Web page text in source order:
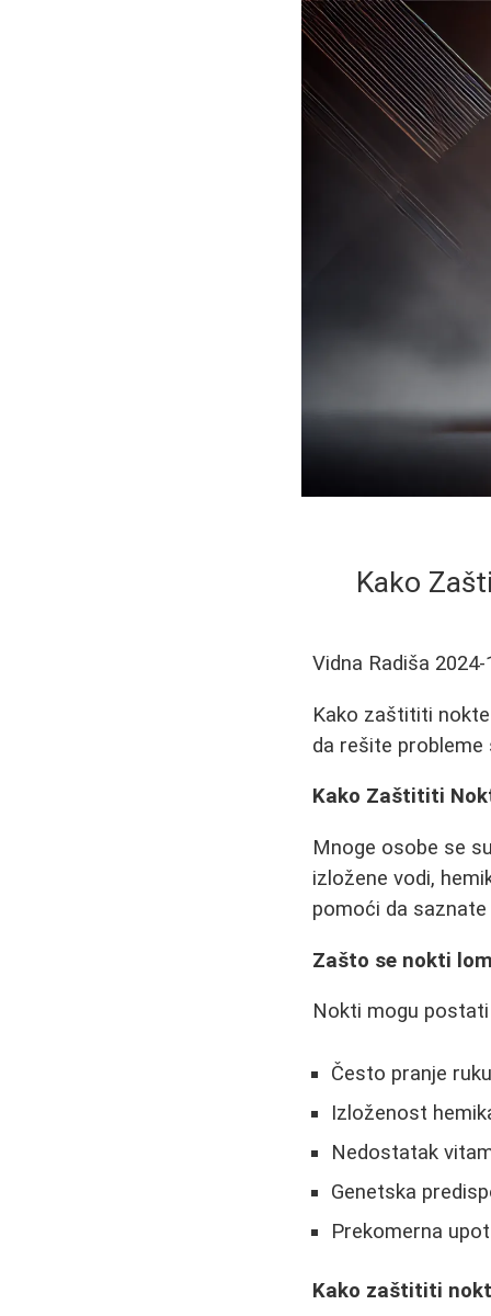
Kako
Vidna Radiša
Kako zaštititi
da rešite
Kako Zaštititi
Mnoge osobe se
izložene vodi,
pomoći da
Zašto se nokti
Nokti mogu
Često pranje
Izloženost
Nedostatak
Genetska
Prekomerna
Kako zaštititi